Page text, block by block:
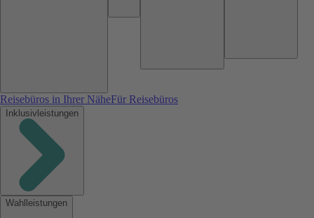
Reisebüros in Ihrer NäheFür Reisebüros
Inklusivleistungen
Wahlleistungen